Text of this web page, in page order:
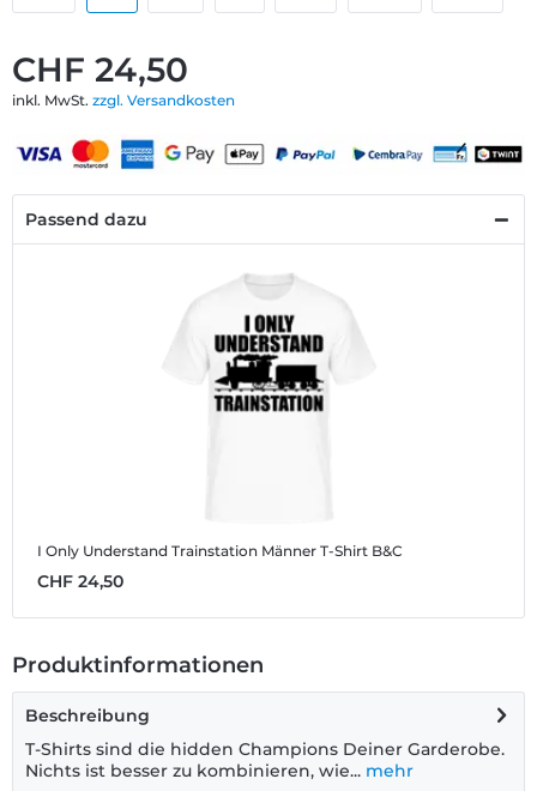
CHF 24,50
inkl. MwSt. zzgl. Versandkosten
Passend dazu
I Only Understand Trainstation Männer T-Shirt B&C
CHF 24,50
Produktinformationen
Beschreibung
T-Shirts sind die hidden Champions Deiner Garderobe.
Nichts ist besser zu kombinieren, wie... mehr